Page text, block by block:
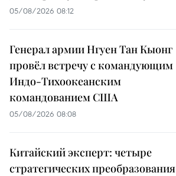
05/08/2026 08:12
Генерал армии Нгуен Тан Кыонг
провёл встречу с командующим
Индо-Тихоокеанским
командованием США
05/08/2026 08:08
Китайский эксперт: четыре
стратегических преобразования